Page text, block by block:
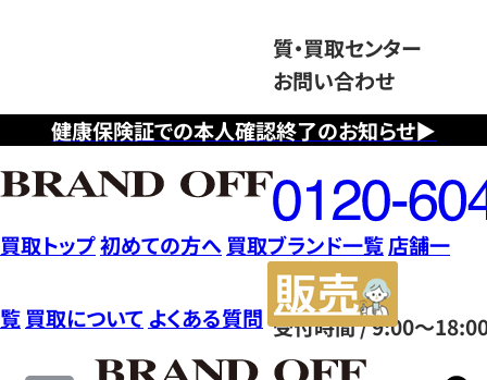
健康保険証での本人確認終了のお知らせ▶
質・買取センター
お問い合わせ
フ
リ
ー
ダ
イ
ヤ
ル
0120604117
受付時間 / 9:00～
買取トップ初めての方へ 買取ブランド一覧店舗一
覧 買取について よくある質問
サ